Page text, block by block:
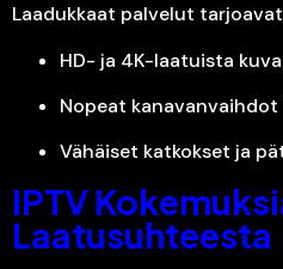
Laadukkaat palvelut tarjoavat
HD- ja 4K-laatuista
Nopeat
Vähäiset katkokset ja
IPTV
Laatusuhteesta